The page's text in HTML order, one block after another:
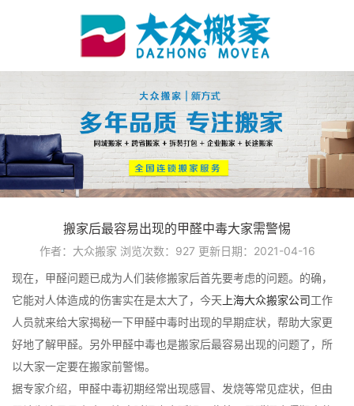
搬家后最容易出现的甲醛中毒大家需警惕
作者：大众搬家 浏览次数： 927 更新日期：2021-04-16
现在，甲醛问题已成为人们装修搬家后首先要考虑的问题。的确，
它能对人体造成的伤害实在是太大了，今天 上海大众搬家公司工作
人员就来给大家揭秘一下甲醛中毒时出现的早期症状，帮助大家更
好地了解甲醛。另外甲醛中毒也是搬家后最容易出现的问题了，所
以大家一定要在搬家前警惕。
据专家介绍，甲醛中毒初期经常出现感冒、发烧等常见症状，但由